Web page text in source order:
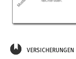
VERSICHERUNGEN